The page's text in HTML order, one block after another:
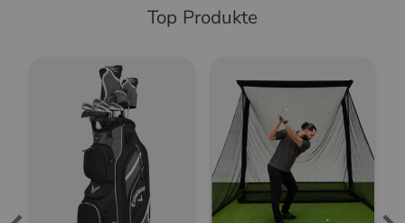
Top Produkte